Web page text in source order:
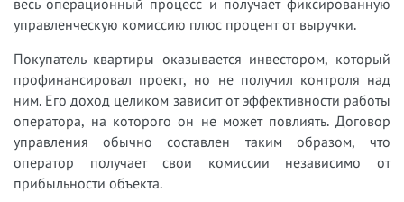
управленческую комиссию плюс процент от выручки.
Покупатель квартиры оказывается инвестором, который
профинансировал проект, но не получил контроля над
ним. Его доход целиком зависит от эффективности работы
оператора, на которого он не может повлиять. Договор
управления обычно составлен таким образом, что
оператор получает свои комиссии независимо от
прибыльности объекта.